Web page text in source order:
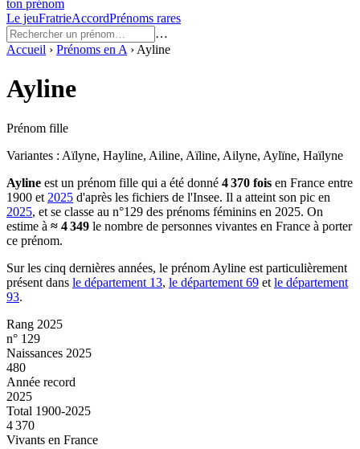
ton prénom
Le jeuFratrieAccordPrénoms rares
…
Accueil › Prénoms en A › Ayline
Ayline
Prénom fille
Variantes : Aïlyne, Hayline, Ailine, Aïline, Ailyne, Aylïne, Haïlyne
Ayline est un prénom fille qui a été donné 4 370 fois en France entre
1900 et 2025 d'après les fichiers de l'Insee. Il a atteint son pic en
2025, et se classe au n°129 des prénoms féminins en 2025. On
estime à ≈ 4 349 le nombre de personnes vivantes en France à porter
ce prénom.
Sur les cinq dernières années, le prénom Ayline est particulièrement
présent dans le département 13, le département 69 et le département
93.
Rang 2025
n° 129
Naissances 2025
480
Année record
2025
Total 1900-2025
4 370
Vivants en France